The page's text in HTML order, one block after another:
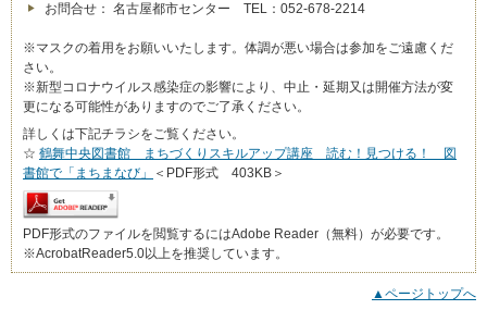
お問合せ： 名古屋都市センター TEL：052-678-2214
※マスクの着用をお願いいたします。体調が悪い場合は参加をご遠慮くだ
さい。
※新型コロナウイルス感染症の影響により、中止・延期又は開催方法が変
更になる可能性がありますのでご了承ください。
詳しくは下記チラシをご覧ください。
☆ 鶴舞中央図書館 まちづくりスキルアップ講座 読む！見つける！ 図
書館で「まちまなび」
＜PDF形式 403KB＞
PDF形式のファイルを閲覧するにはAdobe Reader（無料）が必要です。
※AcrobatReader5.0以上を推奨しています。
▲ページトップへ